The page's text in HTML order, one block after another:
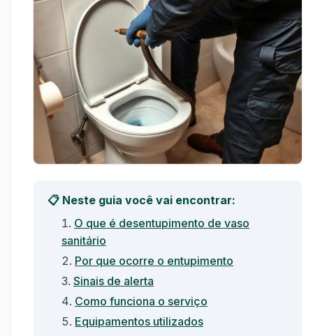
📋 Neste guia você vai encontrar:
O que é desentupimento de vaso
sanitário
Por que ocorre o entupimento
Sinais de alerta
Como funciona o serviço
Equipamentos utilizados